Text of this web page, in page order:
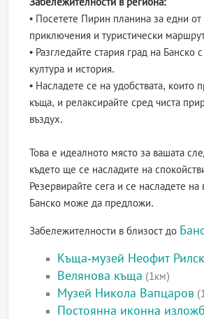
• Посетете Пирин планина за едни
приключения и туристически
• Разгледайте стария град на Банско
култура и история.
• Насладете се на удобствата, които
къща, и релаксирайте сред чиста
въздух.
Това е идеалното място за вашата
където ще се насладите на
Резервирайте сега и се насладете на
Банско може да предложи.
Забележителности в близост до
Къща-музей Неофит
Велянова къща (1км)
Музей Никола Вапцаров
Постоянна иконна